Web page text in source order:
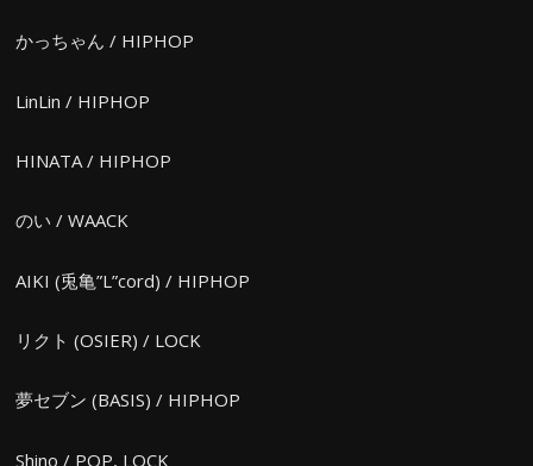
かっちゃん / HIPHOP
LinLin / HIPHOP
HINATA / HIPHOP
のい / WAACK
AIKI (兎亀”L”cord) / HIPHOP
リクト (OSIER) / LOCK
夢セブン (BASIS) / HIPHOP
Shino / POP, LOCK